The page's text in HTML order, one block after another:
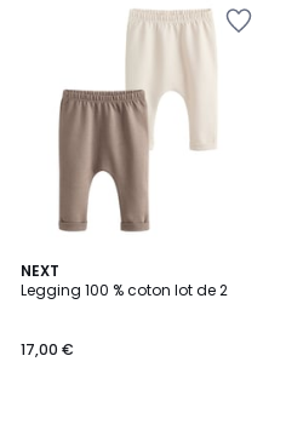
NEXT
Legging 100 % coton lot de 2
17,00 €